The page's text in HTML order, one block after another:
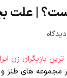
| علت
بازیگران زن
مجموعه های طنز